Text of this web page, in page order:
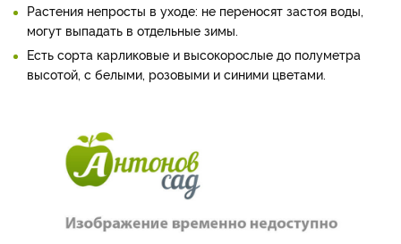
Растения непросты в уходе: не переносят застоя воды,
могут выпадать в отдельные зимы.
Есть сорта карликовые и высокорослые до полуметра
высотой, с белыми, розовыми и синими цветами.